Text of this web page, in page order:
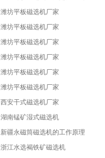
潍坊平板磁选机厂家
潍坊平板磁选机厂家
潍坊平板磁选机厂家
潍坊平板磁选机厂家
潍坊平板磁选机厂家
潍坊平板磁选机厂家
西安干式磁选机厂家
湖南锰矿湿式磁选机
新疆永磁筒磁选机的工作原理
浙江水选褐铁矿磁选机